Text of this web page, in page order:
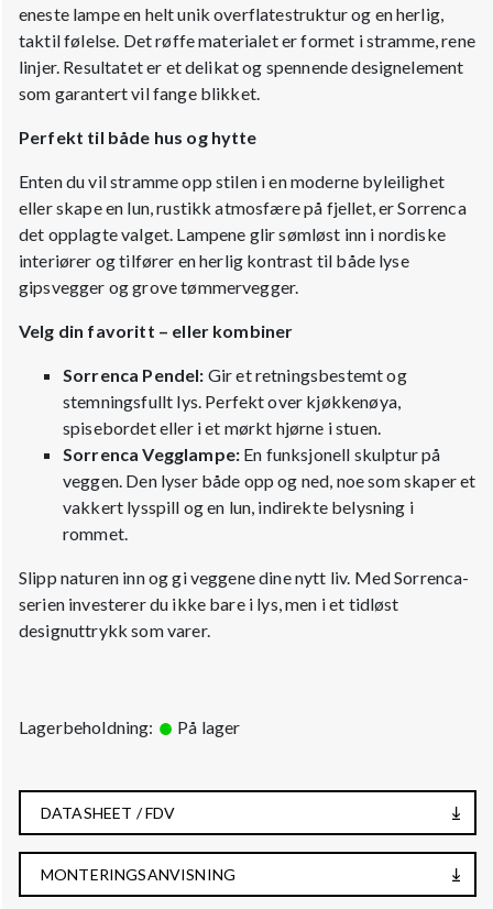
eneste lampe en helt unik overflatestruktur og en herlig,
taktil følelse. Det røffe materialet er formet i stramme, rene
linjer. Resultatet er et delikat og spennende designelement
som garantert vil fange blikket.
Perfekt til både hus og hytte
Enten du vil stramme opp stilen i en moderne byleilighet
eller skape en lun, rustikk atmosfære på fjellet, er Sorrenca
det opplagte valget. Lampene glir sømløst inn i nordiske
interiører og tilfører en herlig kontrast til både lyse
gipsvegger og grove tømmervegger.
Velg din favoritt – eller kombiner
Sorrenca Pendel: Gir et retningsbestemt og
stemningsfullt lys. Perfekt over kjøkkenøya,
spisebordet eller i et mørkt hjørne i stuen.
Sorrenca Vegglampe: En funksjonell skulptur på
veggen. Den lyser både opp og ned, noe som skaper et
vakkert lysspill og en lun, indirekte belysning i
rommet.
Slipp naturen inn og gi veggene dine nytt liv. Med Sorrenca-
serien investerer du ikke bare i lys, men i et tidløst
designuttrykk som varer.
Lagerbeholdning: På lager
DATASHEET / FDV
MONTERINGSANVISNING